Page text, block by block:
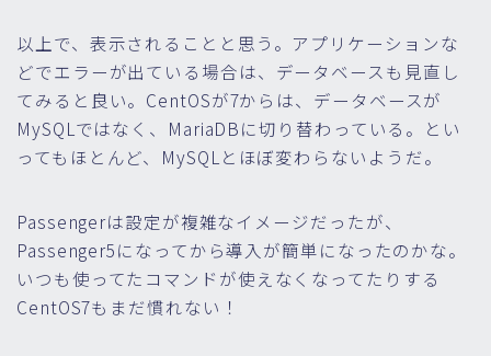
以上で、表示されることと思う。アプリケーションな
どでエラーが出ている場合は、データベースも見直し
てみると良い。CentOSが7からは、データベースが
MySQLではなく、MariaDBに切り替わっている。とい
ってもほとんど、MySQLとほぼ変わらないようだ。
Passengerは設定が複雑なイメージだったが、
Passenger5になってから導入が簡単になったのかな。
いつも使ってたコマンドが使えなくなってたりする
CentOS7もまだ慣れない！